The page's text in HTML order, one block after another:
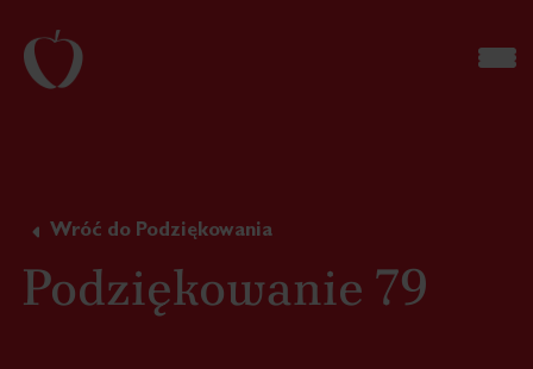
Wróć do Podziękowania
Podziękowanie 79